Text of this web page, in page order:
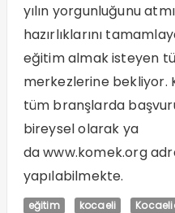
yılın yorgunluğunu
hazırlıklarını
eğitim almak isteyen
merkezlerine bekliyor.
tüm branşlarda
bireysel olarak ya
dawww.komek.org
yapılabilmekte.
eğitim kocaeli